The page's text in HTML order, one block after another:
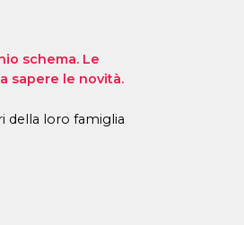
schema. Le
sapere le novità.
della loro famiglia